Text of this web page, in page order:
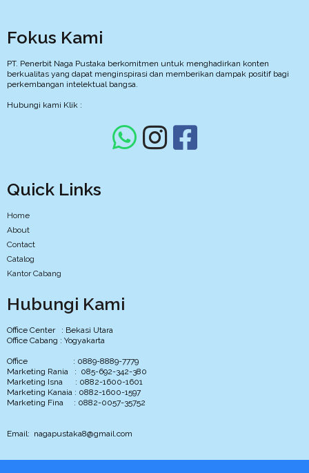
Fokus Kami
PT. Penerbit Naga Pustaka berkomitmen untuk menghadirkan konten
berkualitas yang dapat menginspirasi dan memberikan dampak positif bagi
perkembangan intelektual bangsa.
Hubungi kami Klik :
Quick Links
Home
About
Contact
Catalog
Kantor Cabang
Hubungi Kami
Office Center : Bekasi Utara
Office Cabang : Yogyakarta
Office : 0889-8889-7779
Marketing Rania : 085-692-342-380
Marketing Isna : 0882-1600-1601
Marketing Kanaia : 0882-1600-1597
Marketing Fina : 0882-0057-35752
Email: nagapustaka8@gmail.com